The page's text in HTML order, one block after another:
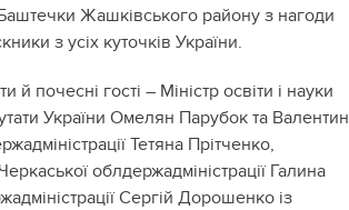
Жашківського району з нагоди
з усіх куточків України.
почесні гості – Міністр освіти і науки
України Омелян Парубок та Валентин
Тетяна Прітченко,
облдержадміністрації Галина
Сергій Дорошенко із